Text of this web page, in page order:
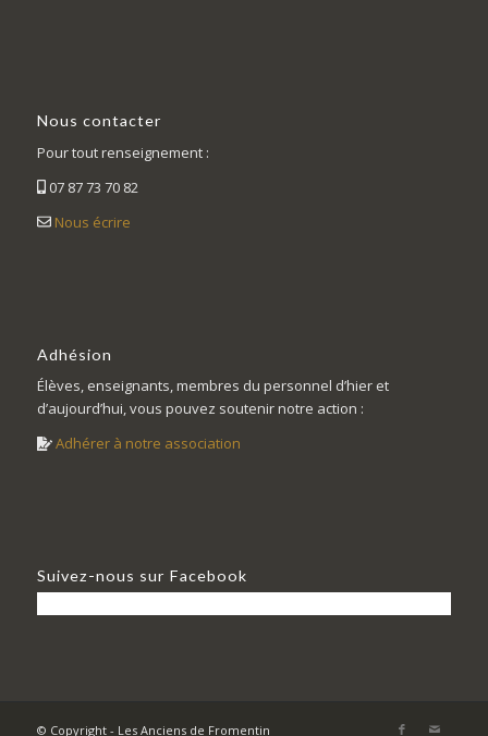
Nous contacter
Pour tout renseignement :
07 87 73 70 82
Nous écrire
Adhésion
Élèves, enseignants, membres du personnel d’hier et
d’aujourd’hui, vous pouvez soutenir notre action :
Adhérer à notre association
Suivez-nous sur Facebook
© Copyright - Les Anciens de Fromentin